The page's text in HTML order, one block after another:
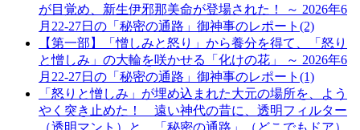
が目覚め、新生伊邪那美命が登場された！ ～ 2026年6
月22-27日の「秘密の通路」御神事のレポート(2)
【第一部】「憎しみと怒り」から養分を得て、「怒り
と憎しみ」の大輪を咲かせる「化けの花」 ～ 2026年6
月22-27日の「秘密の通路」御神事のレポート(1)
「怒りと憎しみ」が埋め込まれた大元の場所を、よう
やく突き止めた！ 遠い神代の昔に、透明フィルター
（透明マント）と、「秘密の通路」（どこでもドア）